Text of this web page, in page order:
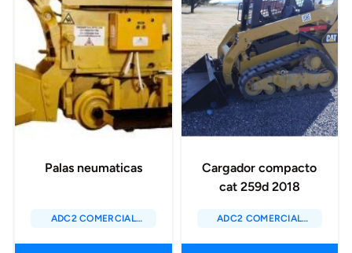
Palas neumaticas
ADC2 COMERCIAL
Cargador compacto
cat 259d 2018
ADC2 COMERCIAL